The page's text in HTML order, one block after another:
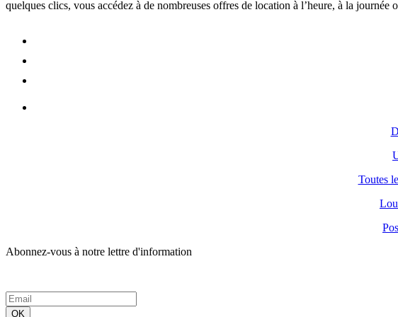
quelques clics, vous accédez à de nombreuses offres de location à l’heure, à la
Toutes
Abonnez-vous à notre lettre d'information
OK